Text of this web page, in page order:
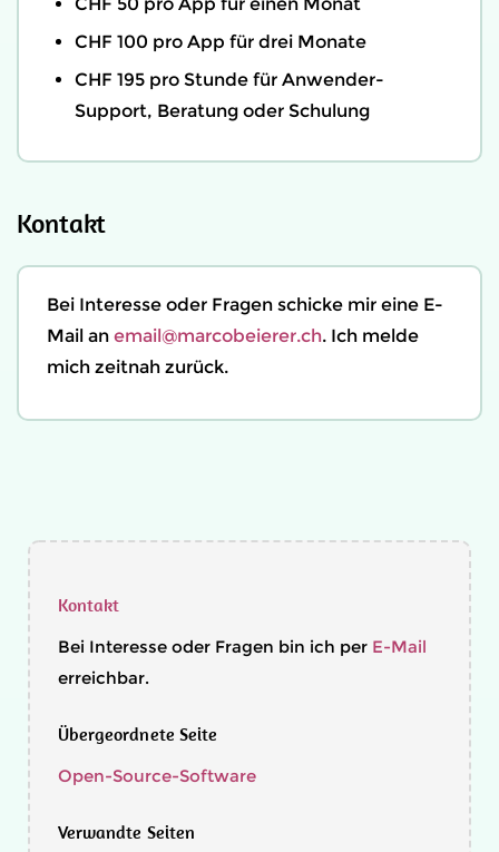
CHF 100 pro App für drei Monate
CHF 195 pro Stunde für Anwender-
Support, Beratung oder Schulung
Kontakt
Bei Interesse oder Fragen schicke mir eine E-
Mail an email@marcobeierer.ch. Ich melde
mich zeitnah zurück.
Kontakt
Bei Interesse oder Fragen bin ich per E-Mail
erreichbar.
Übergeordnete Seite
Open-Source-Software
Verwandte Seiten